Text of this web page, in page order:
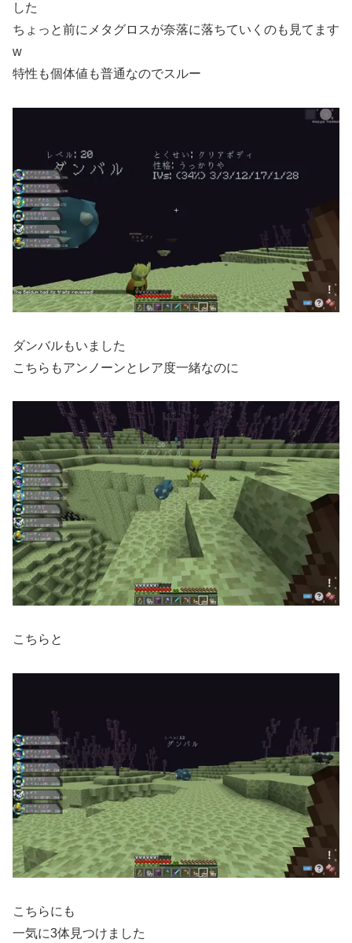
した
ちょっと前にメタグロスが奈落に落ちていくのも見てます
w
特性も個体値も普通なのでスルー
ダンバルもいました
こちらもアンノーンとレア度一緒なのに
こちらと
こちらにも
一気に3体見つけました